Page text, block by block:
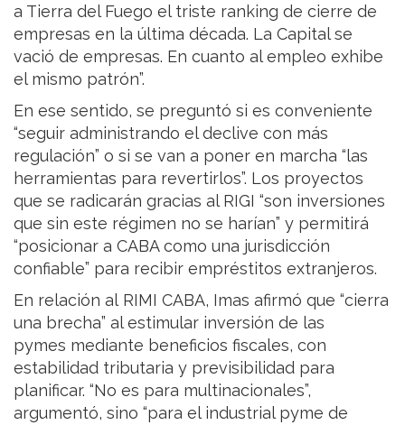
a Tierra del Fuego el triste ranking de cierre de
empresas en la última década. La Capital se
vació de empresas. En cuanto al empleo exhibe
el mismo patrón”.
En ese sentido, se preguntó si es conveniente
“seguir administrando el declive con más
regulación” o si se van a poner en marcha “las
herramientas para revertirlos”. Los proyectos
que se radicarán gracias al RIGI “son inversiones
que sin este régimen no se harían” y permitirá
“posicionar a CABA como una jurisdicción
confiable” para recibir empréstitos extranjeros.
En relación al RIMI CABA, Imas afirmó que “cierra
una brecha” al estimular inversión de las
pymes mediante beneficios fiscales, con
estabilidad tributaria y previsibilidad para
planificar. “No es para multinacionales”,
argumentó, sino “para el industrial pyme de